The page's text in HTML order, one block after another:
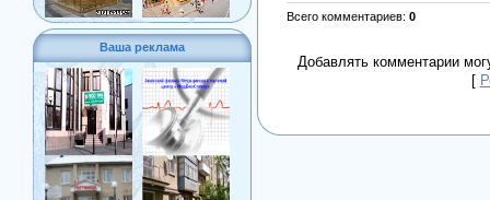
Ваша реклама
Всего комментариев: 0
Добавлять комментарии
[